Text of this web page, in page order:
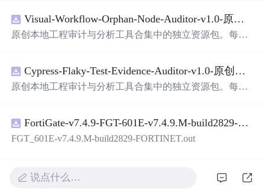
是一个非常方便和实用的工具，你一定会喜欢它的！ Visual-Workflow-Orphan-Node-Auditor-v1.0-原创源码与文档.zip
原创本地工程审计与分析工具合集中的独立资源包。每个
README、运行说明、功能清单、MIT License及原创与授
权声明。解压后进入project目录，执行npm test验证算法，
目源码、Logo、官方截图、论文、生产日志或其他受限素
材。适合前端开发、AI应用工程、测试审计和课程实践。
Cypress-Flaky-Test-Evidence-Auditor-v1.0-原创源码与文档.zip
原创本地工程审计与分析工具合集中的独立资源包。每个
README、运行说明、功能清单、MIT License及原创与授
权声明。解压后进入project目录，执行npm test验证算法，
目源码、Logo、官方截图、论文、生产日志或其他受限素
材。适合前端开发、AI应用工程、测试审计和课程实践。
FortiGate-v7.4.9-FGT-601E-v7.4.9.M-build2829-FORTINET.out
FGT_601E-v7.4.9.M-build2829-FORTINET.out
说点什么…